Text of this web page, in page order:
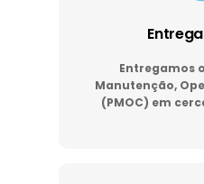
Entregamos
Manutenção,
(PMOC) em